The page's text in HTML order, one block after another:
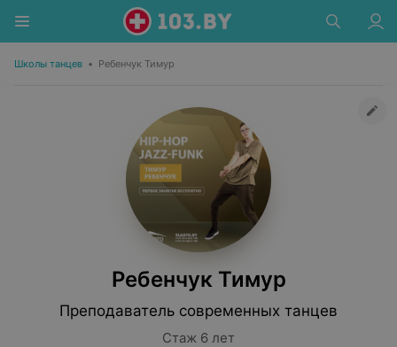
Школы танцев • Ребенчук Тимур
Ребенчук Тимур
Преподаватель современных танцев
Стаж 6 лет